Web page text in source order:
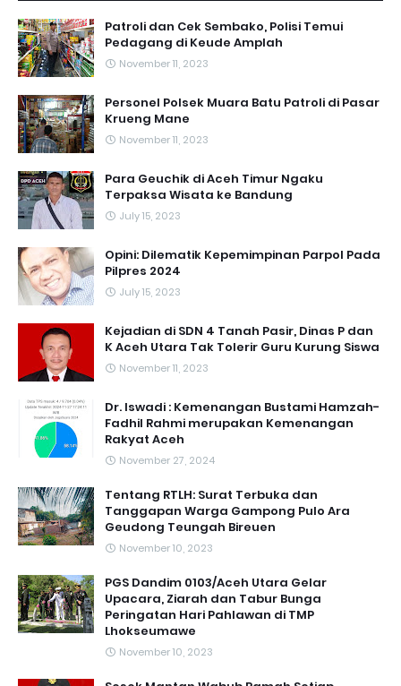
Patroli dan Cek Sembako, Polisi Temui
Pedagang di Keude Amplah
November 11, 2023
Personel Polsek Muara Batu Patroli di Pasar
Krueng Mane
November 11, 2023
Para Geuchik di Aceh Timur Ngaku
Terpaksa Wisata ke Bandung
July 15, 2023
Opini: Dilematik Kepemimpinan Parpol Pada
Pilpres 2024
July 15, 2023
Kejadian di SDN 4 Tanah Pasir, Dinas P dan
K Aceh Utara Tak Tolerir Guru Kurung Siswa
November 11, 2023
Dr. Iswadi : Kemenangan Bustami Hamzah-
Fadhil Rahmi merupakan Kemenangan
Rakyat Aceh
November 27, 2024
Tentang RTLH: Surat Terbuka dan
Tanggapan Warga Gampong Pulo Ara
Geudong Teungah Bireuen
November 10, 2023
PGS Dandim 0103/Aceh Utara Gelar
Upacara, Ziarah dan Tabur Bunga
Peringatan Hari Pahlawan di TMP
Lhokseumawe
November 10, 2023